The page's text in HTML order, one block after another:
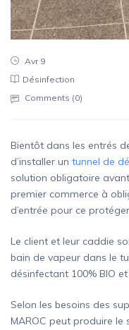
Avr 9
Désinfection
Comments (0)
Bientôt dans les entrés
d’installer un tunnel de
solution obligatoire
premier commerce à
d’entrée pour ce
Le client et leur caddie
bain de vapeur dans le
désinfectant 100% BIO
Selon les besoins des
MAROC peut produire le